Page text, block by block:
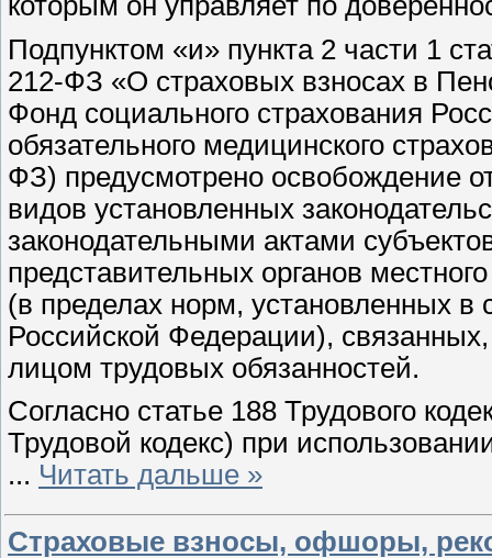
Подпунктом «и» пункта 2 части 1
212-ФЗ «О страховых взносах в
Фонд социального страхования
обязательного медицинского
ФЗ) предусмотрено освобождение
видов установленных
законодательными актами
представительных органов
(в пределах норм, установленных в
Российской Федерации),
лицом трудовых обязанностей.
Согласно статье 188 Трудового
Трудовой кодекс) при
... Читать дальше »
Страховые взносы, офшоры,